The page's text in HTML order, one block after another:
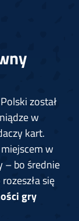
został
w
kart.
w
– bo średnie
się
gry